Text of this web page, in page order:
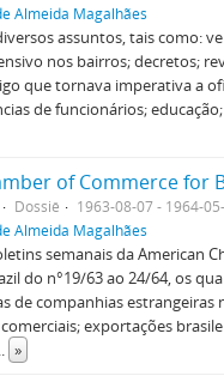
Almeida Magalhães
assuntos, tais como:
nos bairros; decretos;
que tornava imperativa a
de funcionários;
of Commerce for
Dossiê
1963-08-07 - 1964-
Almeida Magalhães
semanais da American
do n°19/63 ao 24/64, os
de companhias estrangeiras
exportações
»